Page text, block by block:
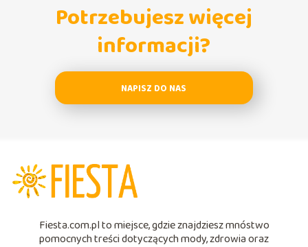
Potrzebujesz więcej
informacji?
NAPISZ DO NAS
Fiesta.com.pl to miejsce, gdzie znajdziesz mnóstwo
pomocnych treści dotyczących mody, zdrowia oraz